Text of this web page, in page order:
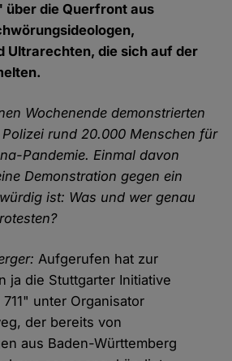
über die Querfront aus
Ultrarechten, die sich auf der
Wochenende demonstrierten
rund 20.000 Menschen für
Pandemie. Einmal davon
Demonstration gegen ein
ist: Was und wer genau
Aufgerufen hat zur
ja die Stuttgarter Initiative
unter Organisator
der bereits von
aus Baden-Württemberg